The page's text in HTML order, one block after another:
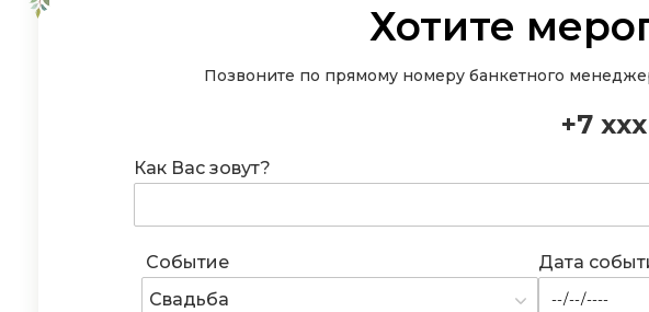
Хотите
Позвоните по прямому номеру банкетного
+7
Как Вас зовут?
Событие
Свадьба
Дата